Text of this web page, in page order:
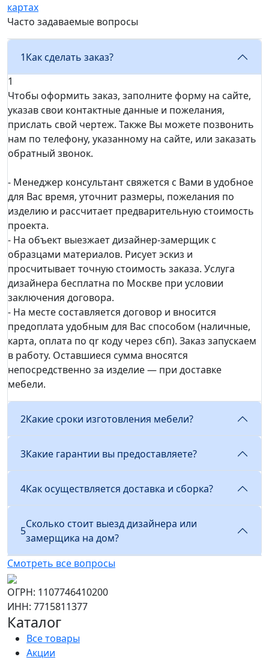
картах
Часто задаваемые вопросы
1Как сделать заказ?
1
Чтобы оформить заказ, заполните форму на сайте,
указав свои контактные данные и пожелания,
прислать свой чертеж. Также Вы можете позвонить
нам по телефону, указанному на сайте, или заказать
обратный звонок.
- Менеджер консультант свяжется с Вами в удобное
для Вас время, уточнит размеры, пожелания по
изделию и рассчитает предварительную стоимость
проекта.
- На объект выезжает дизайнер-замерщик с
образцами материалов. Рисует эскиз и
просчитывает точную стоимость заказа. Услуга
дизайнера бесплатна по Москве при условии
заключения договора.
- На месте составляется договор и вносится
предоплата удобным для Вас способом (наличные,
карта, оплата по qr коду через сбп). Заказ запускаем
в работу. Оставшиеся сумма вносятся
непосредственно за изделие — при доставке
мебели.
2Какие сроки изготовления мебели?
3Какие гарантии вы предоставляете?
4Как осуществляется доставка и сборка?
5
Сколько стоит выезд дизайнера или
замерщика на дом?
Смотреть все вопросы
ОГРН: 1107746410200
ИНН: 7715811377
Каталог
Все товары
Акции